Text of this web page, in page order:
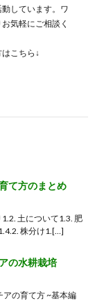
しています。ワ
お気軽にご相談く
こちら↓
て方のまとめ
土について1.3. 肥
株分け1.[…]
の水耕栽培
アの育て方 ~基本編